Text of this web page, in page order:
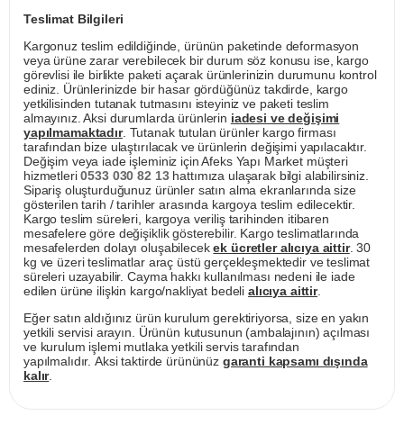
Teslimat Bilgileri
Kargonuz teslim edildiğinde, ürünün paketinde deformasyon
veya ürüne zarar verebilecek bir durum söz konusu ise, kargo
görevlisi ile birlikte paketi açarak ürünlerinizin durumunu kontrol
ediniz. Ürünlerinizde bir hasar gördüğünüz takdirde, kargo
yetkilisinden tutanak tutmasını isteyiniz ve paketi teslim
almayınız. Aksi durumlarda ürünlerin iadesi ve değişimi
yapılmamaktadır. Tutanak tutulan ürünler kargo firması
tarafından bize ulaştırılacak ve ürünlerin değişimi yapılacaktır.
Değişim veya iade işleminiz için Afeks Yapı Market müşteri
hizmetleri0533 030 82 13hattımıza ulaşarak bilgi alabilirsiniz.
Sipariş oluşturduğunuz ürünler satın alma ekranlarında size
gösterilen tarih / tarihler arasında kargoya teslim edilecektir.
Kargo teslim süreleri, kargoya veriliş tarihinden itibaren
mesafelere göre değişiklik gösterebilir. Kargo teslimatlarında
mesafelerden dolayı oluşabilecekek ücretler alıcıya aittir. 30
kg ve üzeri teslimatlar araç üstü gerçekleşmektedir ve teslimat
süreleri uzayabilir. Cayma hakkı kullanılması nedeni ile iade
edilen ürüne ilişkin kargo/nakliyat bedeli alıcıya aittir.
Eğer satın aldığınız ürün kurulum gerektiriyorsa, size en yakın
yetkili servisi arayın. Ürünün kutusunun (ambalajının) açılması
ve kurulum işlemi mutlaka yetkili servis tarafından
yapılmalıdır. Aksi taktirde ürününüz garanti kapsamı dışında
kalır.